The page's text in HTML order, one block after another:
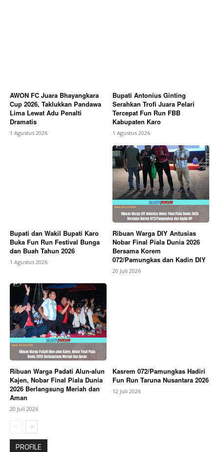
AWON FC Juara Bhayangkara
Cup 2026, Taklukkan Pandawa
Lima Lewat Adu Penalti
Dramatis
1 Agustus 2026
Bupati Antonius Ginting
Serahkan Trofi Juara Pelari
Tercepat Fun Run FBB
Kabupaten Karo
1 Agustus 2026
Bupati dan Wakil Bupati Karo
Buka Fun Run Festival Bunga
dan Buah Tahun 2026
1 Agustus 2026
Ribuan Warga DIY Antusias
Nobar Final Piala Dunia 2026
Bersama Korem
072/Pamungkas dan Kadin DIY
20 Juli 2026
Ribuan Warga Padati Alun-alun
Kajen, Nobar Final Piala Dunia
2026 Berlangsung Meriah dan
Aman
20 Juli 2026
Kasrem 072/Pamungkas Hadiri
Fun Run Taruna Nusantara 2026
12 Juli 2026
PROFILE